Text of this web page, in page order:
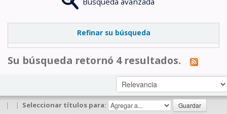
Refinar su búsqueda
Su búsqueda retornó 4 resultados.
| | Seleccionar títulos para: